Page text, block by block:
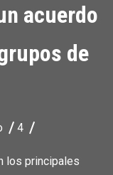
acuerdo
de
4
los principales